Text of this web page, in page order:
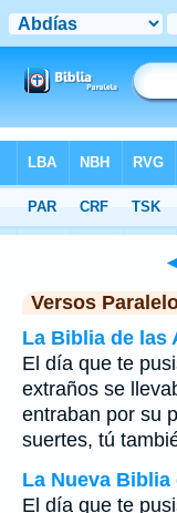
>Abdías> Capítulo 1> Verso 11
Versos
La Biblia de las
El día que te
extraños se
entraban por su
suertes, tú
La Nueva
El día que te